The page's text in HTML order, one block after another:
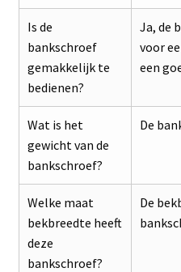
Is de
bankschroef
gemakkelijk te
bedienen?
Ja, de
voor
een
Wat is het
gewicht van de
bankschroef?
De
Welke maat
bekbreedte heeft
deze
bankschroef?
De